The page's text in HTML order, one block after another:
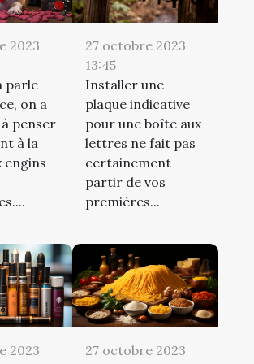
2023
parle
on a
penser
à la
engins
27 octobre 2023
13:45
Installer une
plaque indicative
pour une boîte aux
lettres ne fait pas
certainement
partir de vos
premières...
2023
27 octobre 2023